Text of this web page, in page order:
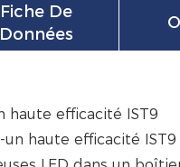
Fiche De
Données
haute efficacité IST9
haute efficacité